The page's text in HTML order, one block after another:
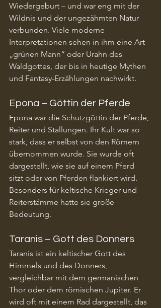
Wiedergeburt – und war eng mit der
Wildnis und der ungezähmten Natur
verbunden. Viele moderne
Interpretationen sehen in ihm eine Art
„grünen Mann“ oder Urahn des
Waldgottes, der bis in heutige Mythen
und Fantasy-Erzählungen nachwirkt.
Epona – Göttin der Pferde
Epona war die Schutzgöttin der Pferde,
Reiter und Stallungen. Ihr Kult war so
stark, dass er selbst von den Römern
übernommen wurde. Sie wurde oft
dargestellt, wie sie auf einem Pferd
sitzt oder von Pferden flankiert wird.
Besonders für keltische Krieger und
Reiterstämme hatte sie große
Bedeutung.
Taranis – Gott des Donners
Taranis ist ein keltischer Gott des
Himmels und des Donners,
vergleichbar mit dem germanischen
Thor oder dem römischen Jupiter. Er
wird oft mit einem Rad dargestellt, das